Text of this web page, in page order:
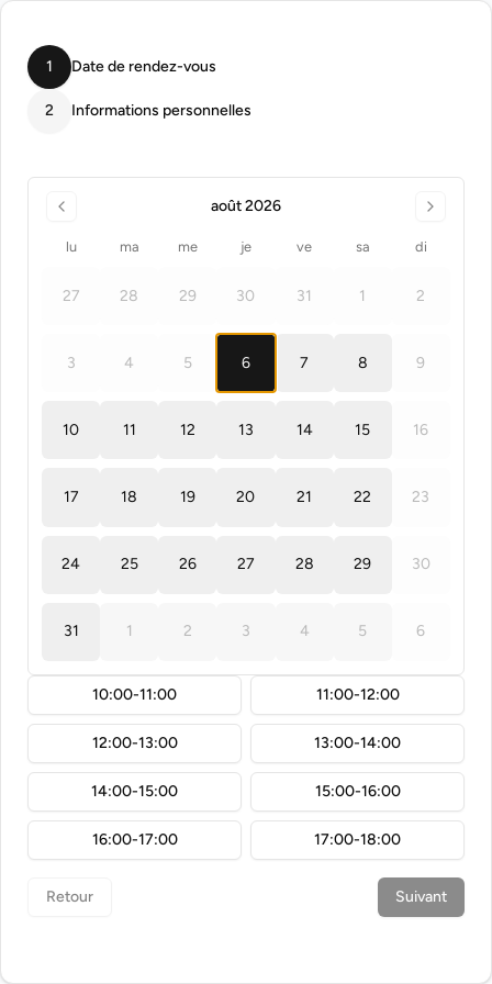
1 Date de rendez-vous
2 Informations personnelles
août 2026
lu ma me je ve sa di
27 28 29 30 31 1 2
3 4 5 6 7 8 9
10 11 12 13 14 15 16
17 18 19 20 21 22 23
24 25 26 27 28 29 30
31 1 2 3 4 5 6
10:00-11:00 11:00-12:00
12:00-13:00 13:00-14:00
14:00-15:00 15:00-16:00
16:00-17:00 17:00-18:00
Retour Suivant